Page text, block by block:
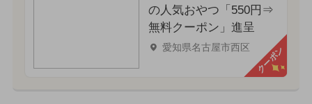
の人気おやつ「550円⇒
無料クーポン」進呈
愛知県名古屋市西区 クーポン